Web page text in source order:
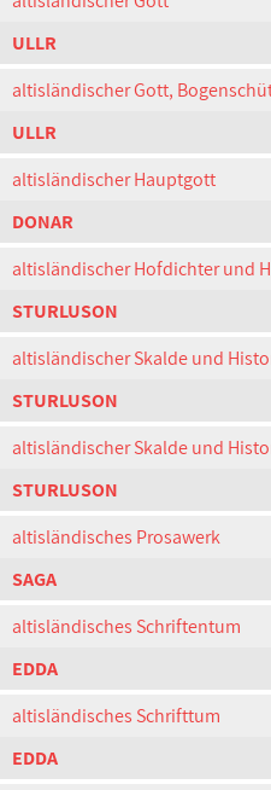
ULLR
altisländischer Gott,
ULLR
altisländischer Hauptgott
DONAR
altisländischer Hofdichter und
STURLUSON
altisländischer Skalde und
STURLUSON
altisländischer Skalde und
STURLUSON
altisländisches Prosawerk
SAGA
altisländisches Schriftentum
EDDA
altisländisches Schrifttum
EDDA